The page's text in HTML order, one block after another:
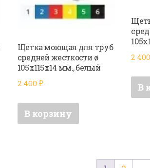
Щетка моющая для труб
средней жесткости ø
105х115х14 мм., белый
2 400 ₽
В корзину
2
В